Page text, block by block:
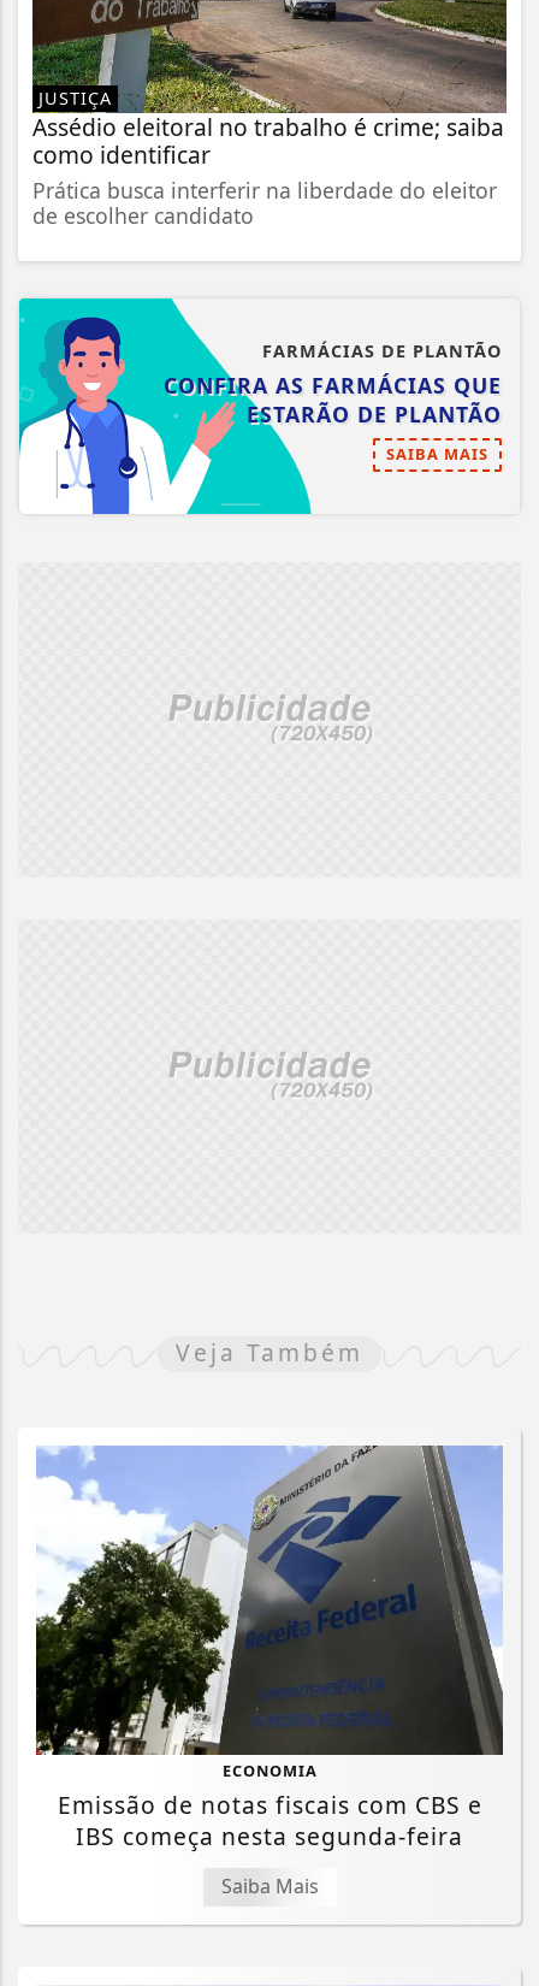
JUSTIÇA
Assédio eleitoral no trabalho é crime; saiba
como identificar
Prática busca interferir na liberdade do eleitor
de escolher candidato
FARMÁCIAS DE PLANTÃO
CONFIRA AS FARMÁCIAS QUE
ESTARÃO DE PLANTÃO
SAIBA MAIS
Veja Também
ECONOMIA
Emissão de notas fiscais com CBS e
IBS começa nesta segunda-feira
Saiba Mais